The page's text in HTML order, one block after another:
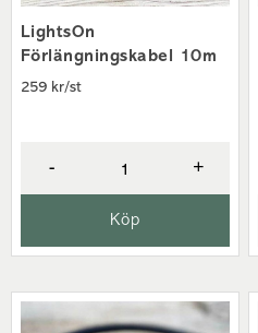
LightsOn
Förlängningskabel 10m
259 kr/st
- +
Köp